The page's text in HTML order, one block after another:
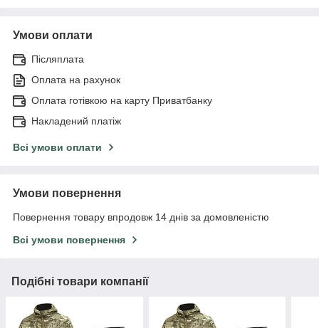
Умови оплати
Післяплата
Оплата на рахунок
Оплата готівкою на карту Приватбанку
Накладений платіж
Всі умови оплати
Умови повернення
Повернення товару впродовж 14 днів за домовленістю
Всі умови повернення
Подібні товари компанії